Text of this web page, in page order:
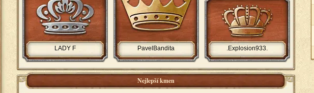
PavelBandita
LADY F .Explosion933.
Nejlepší kmen